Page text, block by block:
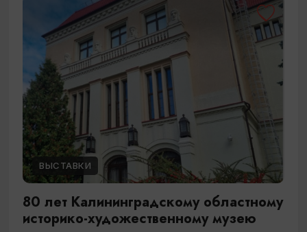
ВЫСТАВКИ
80 лет Калининградскому областному
историко-художественному музею